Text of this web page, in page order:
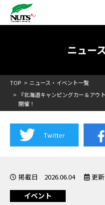
日本最大級のキャンピングカーメーカー
RV[テレビCM放送]
ニュー
TOP
ニュース・イベント一覧
『北海道キャンピングカー＆ア
開催！
掲載日 2026.06.04 更
イベント